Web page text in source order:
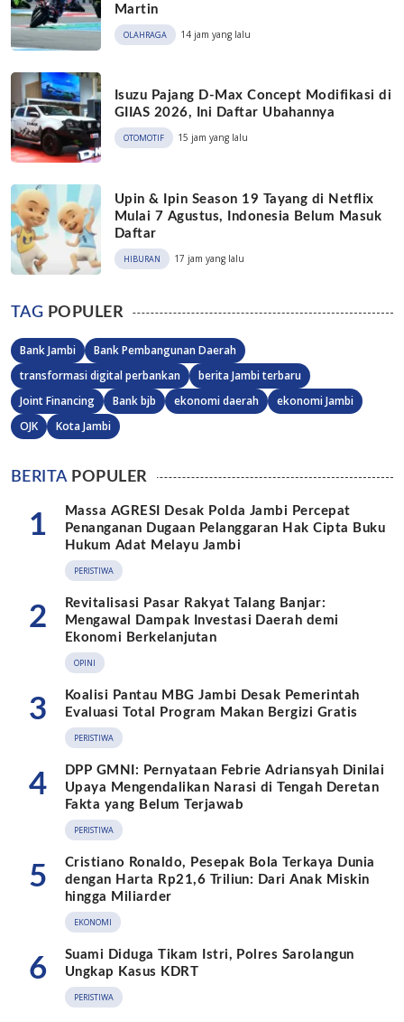
Martin
OLAHRAGA 14 jam yang lalu
Isuzu Pajang D-Max Concept Modifikasi di
GIIAS 2026, Ini Daftar Ubahannya
OTOMOTIF 15 jam yang lalu
Upin & Ipin Season 19 Tayang di Netflix
Mulai 7 Agustus, Indonesia Belum Masuk
Daftar
HIBURAN 17 jam yang lalu
TAG POPULER
Bank Jambi
Bank Pembangunan Daerah
transformasi digital perbankan
berita Jambi terbaru
Joint Financing
Bank bjb ekonomi daerah
ekonomi Jambi
OJK
Kota Jambi
BERITAPOPULER
1
Massa AGRESI Desak Polda Jambi Percepat
Penanganan Dugaan Pelanggaran Hak Cipta Buku
Hukum Adat Melayu Jambi
PERISTIWA
2
Revitalisasi Pasar Rakyat Talang Banjar:
Mengawal Dampak Investasi Daerah demi
Ekonomi Berkelanjutan
OPINI
3
Koalisi Pantau MBG Jambi Desak Pemerintah
Evaluasi Total Program Makan Bergizi Gratis
PERISTIWA
4
DPP GMNI: Pernyataan Febrie Adriansyah Dinilai
Upaya Mengendalikan Narasi di Tengah Deretan
Fakta yang Belum Terjawab
PERISTIWA
5
Cristiano Ronaldo, Pesepak Bola Terkaya Dunia
dengan Harta Rp21,6 Triliun: Dari Anak Miskin
hingga Miliarder
EKONOMI
6
Suami Diduga Tikam Istri, Polres Sarolangun
Ungkap Kasus KDRT
PERISTIWA